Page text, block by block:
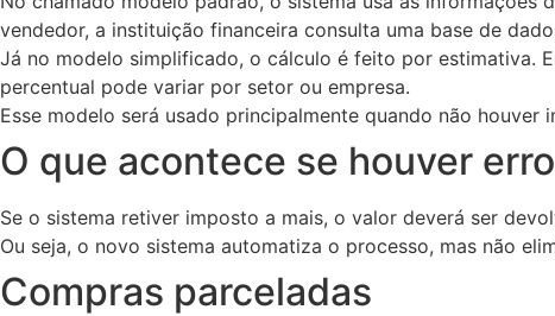
vendedor, a instituição financeira consulta uma base de
Já no modelo simplificado, o cálculo é feito por estimativa.
percentual pode variar por setor ou empresa.
Esse modelo será usado principalmente quando não
O que acontece se houver erro
Se o sistema retiver imposto a mais, o valor deverá ser
Ou seja, o novo sistema automatiza o processo, mas não
Compras parceladas